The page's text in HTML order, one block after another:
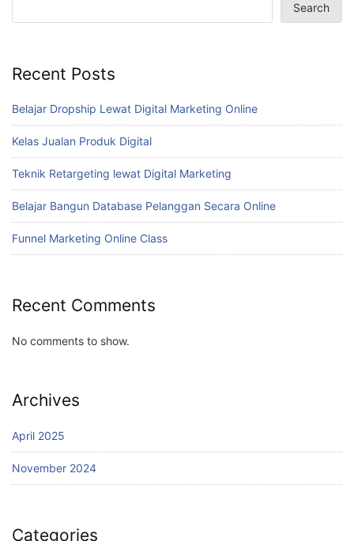
Search
Recent Posts
Belajar Dropship Lewat Digital Marketing Online
Kelas Jualan Produk Digital
Teknik Retargeting lewat Digital Marketing
Belajar Bangun Database Pelanggan Secara Online
Funnel Marketing Online Class
Recent Comments
No comments to show.
Archives
April 2025
November 2024
Categories